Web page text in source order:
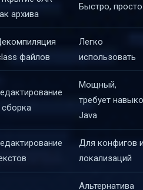
архива
Быстро, просто
файлов
Легко
использовать
сборка
Мощный,
требует
Java
Для конфигов
локализаций
Альтернатива